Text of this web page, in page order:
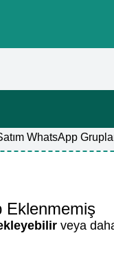
WhatsApp
Eklenmemiş
veya